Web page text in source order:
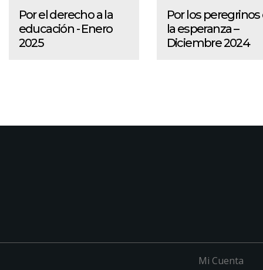
Por el derecho a la
educación - Enero
2025
Por los peregrinos
la esperanza –
Diciembre 2024
Mi Cuenta